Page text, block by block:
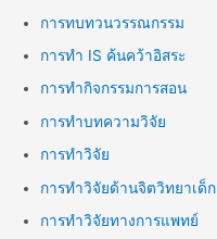
การทบทวนวรรณกรรม
การทำ IS ค้นคว้าอิสระ
การทำกิจกรรมการสอน
การทำบทความวิจัย
การทำวิจัย
การทำวิจัยด้านจิตวิทยาเด็ก
การทำวิจัยทางการแพทย์